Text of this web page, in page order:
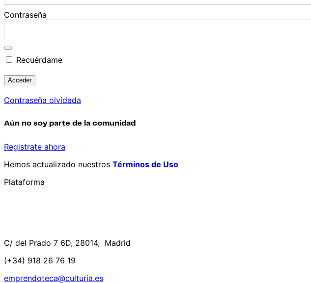
Contraseña
Recuérdame
Contraseña olvidada
Aún no soy parte de la comunidad
Registrate ahora
Hemos actualizado nuestros Términos de Uso
Plataforma
C/ del Prado 7 6D, 28014, Madrid
(+34) 918 26 76 19
emprendoteca@culturia.es